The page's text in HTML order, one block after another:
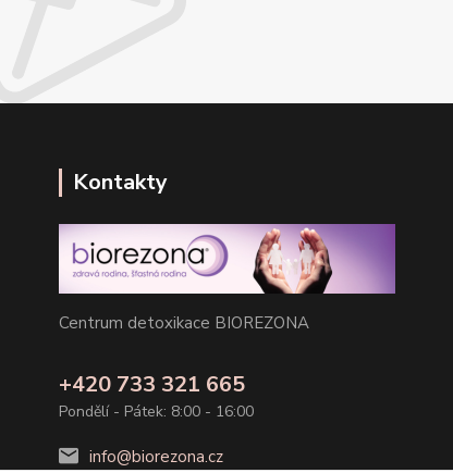
Kontakty
Centrum detoxikace BIOREZONA
+420 733 321 665
Pondělí - Pátek: 8:00 - 16:00
info@biorezona.cz